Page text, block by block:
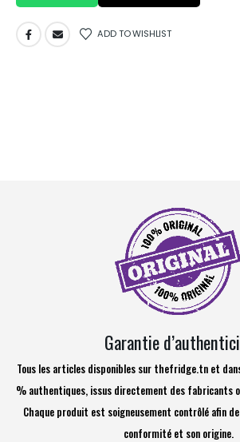
ADD TO WISHLIST
Garantie
Tous les articles disponibles sur thefridge.tn et
% authentiques, issus directement des fabricants
Chaque produit est soigneusement contrôlé afin
conformité et son origine.